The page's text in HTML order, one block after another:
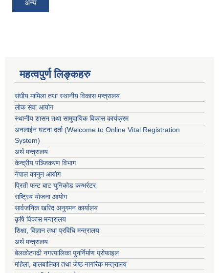
अन्य
महत्वपुर्ण लिङ्कहरु
संघीय मामिला तथा स्थानीय विकास मन्त्रालय
लोक सेवा आयोग
स्थानीय शासन तथा सामुदायिक विकास कार्यक्रम
अनलाईन घटना दर्ता (Welcome to Online Vital Registration
System)
अर्थ मन्त्रालय
केन्द्रीय पञ्जिकरण विभाग
नेपाल कानुन आयोग
प्रिती फन्ट बाट युनिकोड कन्भर्रटर
राष्ट्रिय योजना आयोग
सार्वजनिक खरिद अनुगमन कार्यालय
कृषि विकास मन्त्रालय
शिक्षा, विज्ञान तथा प्रविधि मन्त्रालय
अर्थ मन्त्रालय
बेलकोटगढी नगरपालिका पुनर्निर्माण प्रोफाइल
महिला, बालबालिका तथा जेष्ठ नागरिक मन्त्रालय